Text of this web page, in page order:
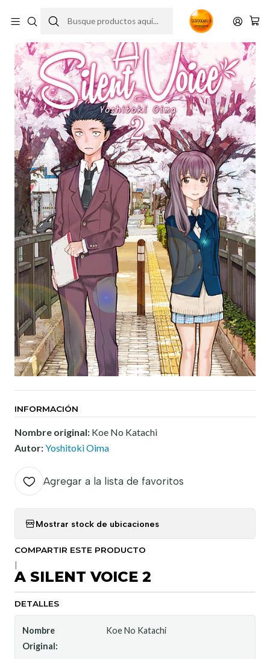
INFORMACIÓN
Nombre original: Koe No Katachi
Autor:Yoshitoki Oima
Agregar a la lista de favoritos
Mostrar stock de ubicaciones
COMPARTIR ESTE PRODUCTO
A SILENT VOICE 2
DETALLES
Nombre
Original:
Koe No Katachi